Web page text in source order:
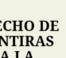
DE